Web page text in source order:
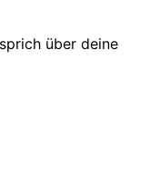
über deine